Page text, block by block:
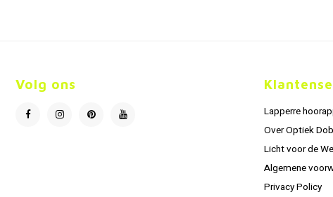
Volg ons
Lapperre
Over Optiek
Licht voor de
Algemene
Privacy Policy